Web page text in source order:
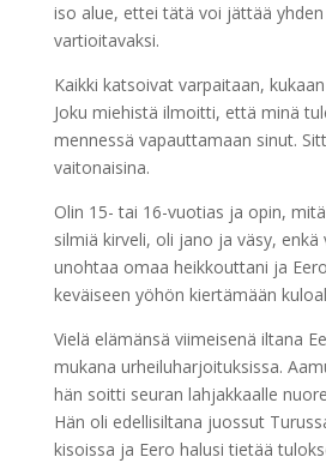
iso alue, ettei tätä voi jättää
vartioitavaksi.
Kaikki katsoivat varpaitaan,
Joku miehistä ilmoitti, että minä
mennessä vapauttamaan sinut.
vaitonaisina.
Olin 15- tai 16-vuotias ja opin,
silmiä kirveli, oli jano ja väsy, enkä
unohtaa omaa heikkouttani ja
keväiseen yöhön kiertämään
Vielä elämänsä viimeisenä iltana
mukana urheiluharjoituksissa.
hän soitti seuran lahjakkaalle
Hän oli edellisiltana juossut
kisoissa ja Eero halusi tietää